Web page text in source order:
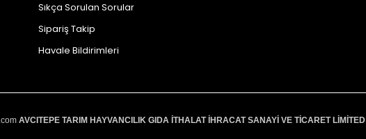
Sıkça Sorulan Sorular
Sipariş Takip
Havale Bildirimleri
AVCITEPE TARIM HAYVANCILIK GIDA İTHALAT İHRACAT SANAYİ VE TİCARET LİMİTED